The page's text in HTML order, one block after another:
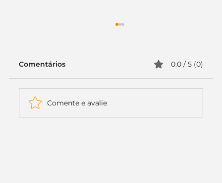
Comentários 0.0 / 5 (0)
Comente e avalie